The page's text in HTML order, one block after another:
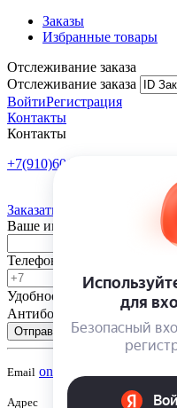
Заказы
Избранные товары
Отслеживание заказа
Отслеживание заказа
ВойтиРегистрация
Контакты
Контакты
+7(910)601-10-10
Заказать обратный звонок
Ваше имя
Телефон
Удобное время
-
Антибот
Отправить
Email onsad@onsad.ru
Адрес